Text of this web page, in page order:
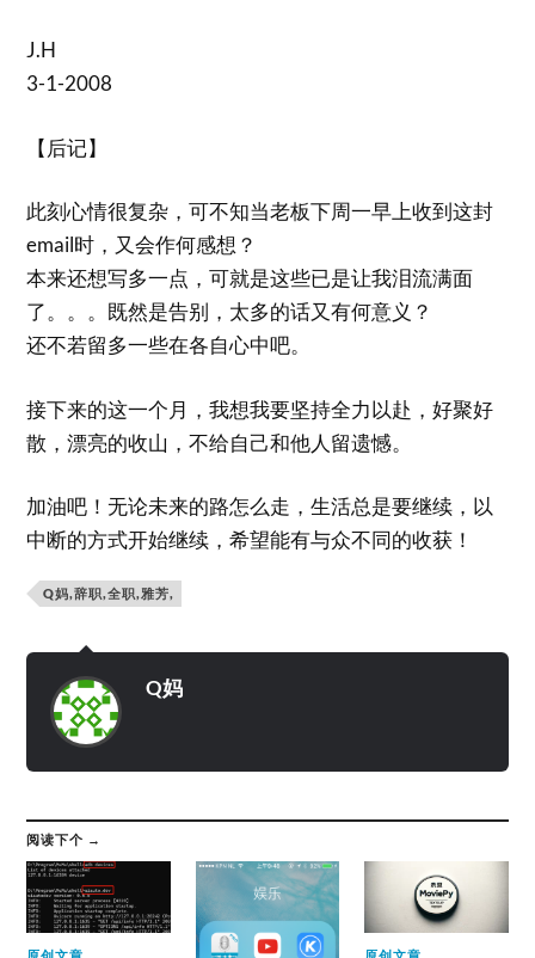
J.H
3-1-2008
【后记】
此刻心情很复杂，可不知当老板下周一早上收到这封
email时，又会作何感想？
本来还想写多一点，可就是这些已是让我泪流满面
了。。。既然是告别，太多的话又有何意义？
还不若留多一些在各自心中吧。
接下来的这一个月，我想我要坚持全力以赴，好聚好
散，漂亮的收山，不给自己和他人留遗憾。
加油吧！无论未来的路怎么走，生活总是要继续，以
中断的方式开始继续，希望能有与众不同的收获！
Q妈,辞职,全职,雅芳,
Q妈
阅读下个 →